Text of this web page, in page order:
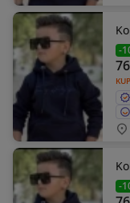
-
76
-